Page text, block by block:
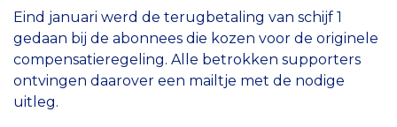
Eind januari werd de terugbetaling van schijf 1
gedaan bij de abonnees die kozen voor de originele
compensatieregeling. Alle betrokken supporters
ontvingen daarover een mailtje met de nodige
uitleg.